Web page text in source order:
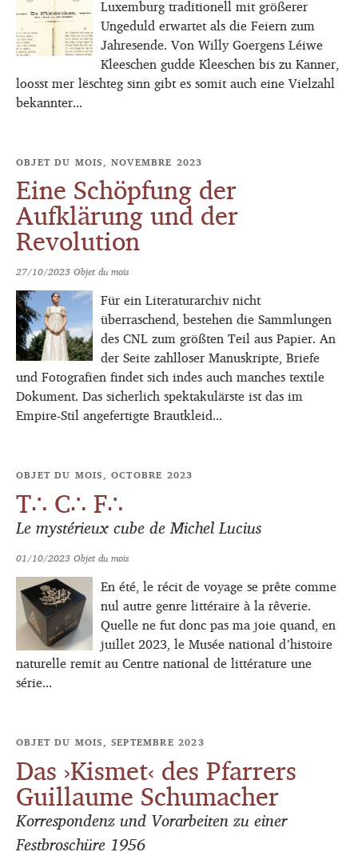
Luxemburg traditionell mit größerer
Ungeduld erwartet als die Feiern zum
Jahresende. Von Willy Goergens Léiwe
Kleeschen gudde Kleeschen bis zu Kanner,
loosst mer lëschteg sinn gibt es somit auch eine Vielzahl
bekannter...
OBJET DU MOIS, NOVEMBRE 2023
Eine Schöpfung der
Aufklärung und der
Revolution
27/10/2023Objet du mois
Für ein Literaturarchiv nicht
überraschend, bestehen die Sammlungen
des CNL zum größten Teil aus Papier. An
der Seite zahlloser Manuskripte, Briefe
und Fotografien findet sich indes auch manches textile
Dokument. Das sicherlich spektakulärste ist das im
Empire-Stil angefertigte Brautkleid...
OBJET DU MOIS, OCTOBRE 2023
T∴ C∴ F∴
Le mystérieux cube de Michel Lucius
01/10/2023Objet du mois
En été, le récit de voyage se prête comme
nul autre genre littéraire à la rêverie.
Quelle ne fut donc pas ma joie quand, en
juillet 2023, le Musée national dʼhistoire
naturelle remit au Centre national de littérature une
série...
OBJET DU MOIS, SEPTEMBRE 2023
Das ›Kismet‹ des Pfarrers
Guillaume Schumacher
Korrespondenz und Vorarbeiten zu einer
Festbroschüre 1956